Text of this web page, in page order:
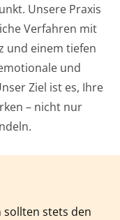
Unsere Praxis
Verfahren mit
und einem tiefen
und
Ziel ist es, Ihre
– nicht nur
stets den